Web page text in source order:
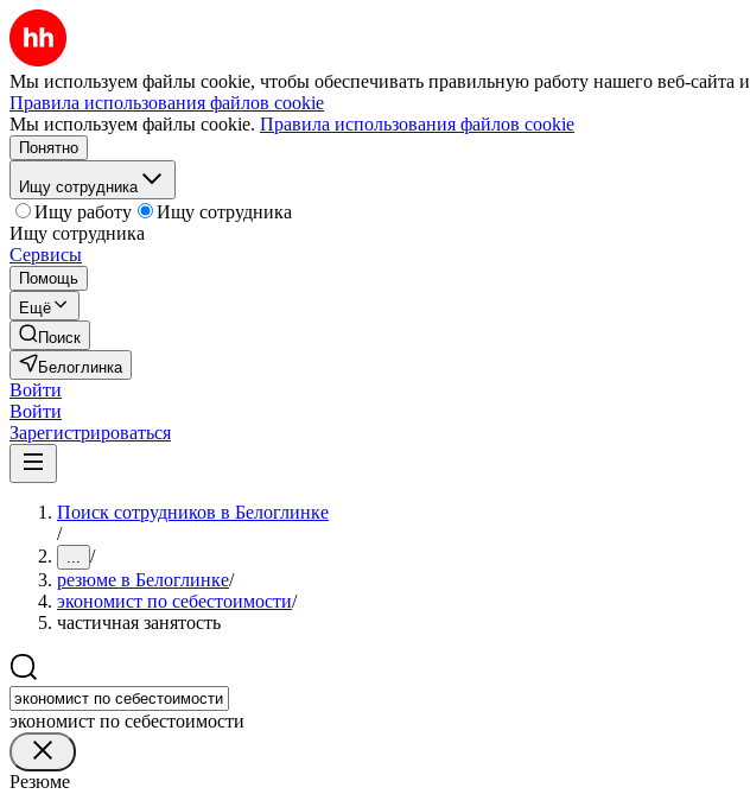
Мы используем файлы cookie, чтобы обеспечивать правильную работу нашего веб-сайта и
Правила использования файлов cookie
Мы используем файлы cookie. Правила использования файлов cookie
Понятно
Ищу сотрудника
Ищу работу
Ищу сотрудника
Ищу сотрудника
Сервисы
Помощь
Ещё
Поиск
Белоглинка
Войти
Войти
Зарегистрироваться
Поиск сотрудников в Белоглинке
/
... /
резюме в Белоглинке/
экономист по себестоимости/
частичная занятость
экономист по себестоимости
Резюме